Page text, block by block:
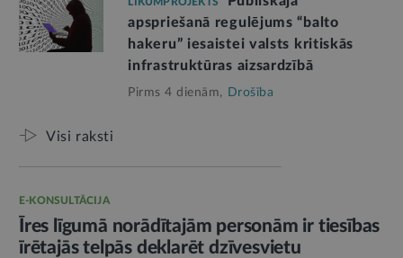
apspriešanā regulējums “balto
hakeru” iesaistei valsts kritiskās
infrastruktūras aizsardzībā
Pirms 4 dienām, Drošība
Visi raksti
E-KONSULTĀCIJA
Īres līgumā norādītajām personām ir tiesības
īrētajās telpās deklarēt dzīvesvietu